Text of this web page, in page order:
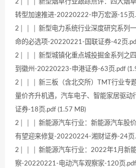
2│ │ │ 新型烟草行业跟踪点评：四大烟
转型加速推进-20220222-申万宏源-15页
2│ │ │ 新型电力系统行业深度研究系列
命的必选项-20220221-国联证券-42页
2│ │ │ 新型城镇化重点城投掘金系列之
到徽州-20220223-申港证券-63页.pdf
2│ │ │ 新三板（含北交所）TMT行业专
量价齐升机遇，汽车电子、智能家居驱
证券-18页.pdf (1.57 MB)
2│ │ │ 新能源汽车行业：新能源汽车股
有望迎来修复-20220224-湘财证券-24页
2│ │ │ 新能源汽车行业：2022年1月新
察-20220221-电动汽车观察家-120页